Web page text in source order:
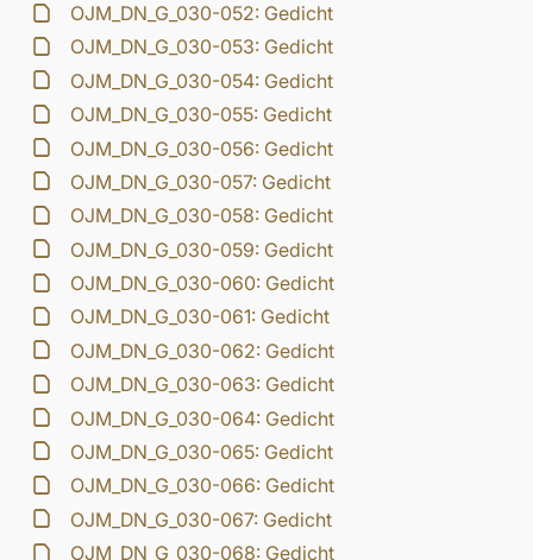
OJM_DN_G_030-052: Gedicht
OJM_DN_G_030-053: Gedicht
OJM_DN_G_030-054: Gedicht
OJM_DN_G_030-055: Gedicht
OJM_DN_G_030-056: Gedicht
OJM_DN_G_030-057: Gedicht
OJM_DN_G_030-058: Gedicht
OJM_DN_G_030-059: Gedicht
OJM_DN_G_030-060: Gedicht
OJM_DN_G_030-061: Gedicht
OJM_DN_G_030-062: Gedicht
OJM_DN_G_030-063: Gedicht
OJM_DN_G_030-064: Gedicht
OJM_DN_G_030-065: Gedicht
OJM_DN_G_030-066: Gedicht
OJM_DN_G_030-067: Gedicht
OJM_DN_G_030-068: Gedicht